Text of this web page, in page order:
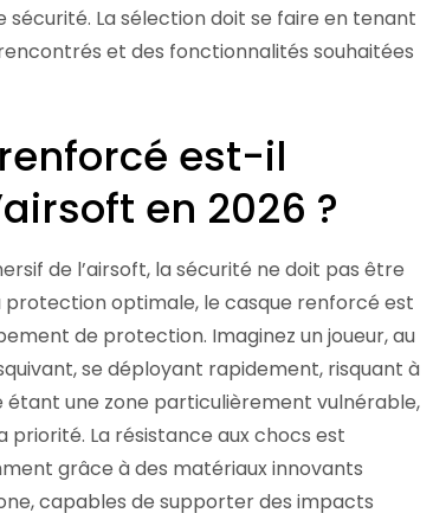
La sélection doit se faire en tenant
et des fonctionnalités souhaitées
est-il
en 2026 ?
de l’airsoft, la sécurité ne doit pas être
protection optimale, le casque renforcé est
de protection. Imaginez un joueur, au
se déployant rapidement, risquant à
une zone particulièrement vulnérable,
La résistance aux chocs est
grâce à des matériaux innovants
capables de supporter des impacts